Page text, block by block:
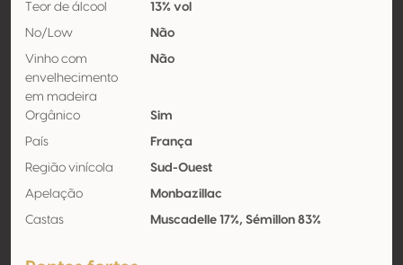
Teor de álcool 13% vol
No/Low Não
Vinho com
envelhecimento
em madeira
Não
Orgânico Sim
País França
Região vinícola Sud-Ouest
Apelação Monbazillac
Castas Muscadelle 17%, Sémillon 83%